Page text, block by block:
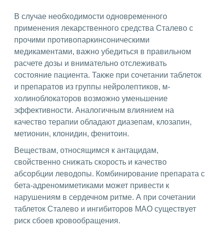
В случае необходимости одновременного
применения лекарственного средства Сталево с
прочими противопаркинсоническими
медикаментами, важно убедиться в правильном
расчете дозы и внимательно отслеживать
состояние пациента. Также при сочетании таблеток
и препаратов из группы нейролептиков, м-
холиноблокаторов возможно уменьшение
эффективности. Аналогичным влиянием на
качество терапии обладают диазепам, клозапин,
метионин, клонидин, фенитоин.
Веществам, относящимся к антацидам,
свойственно снижать скорость и качество
абсорбции леводопы. Комбинирование препарата с
бета-адреномиметиками может привести к
нарушениям в сердечном ритме. А при сочетании
таблеток Сталево и ингибиторов МАО существует
риск сбоев кровообращения.